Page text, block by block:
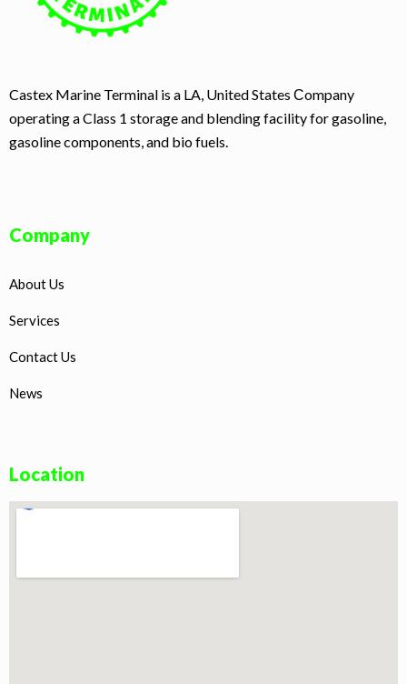
Castex Marine Terminal is a LA, United States Сompany
operating a Class 1 storage and blending facility for gasoline,
gasoline components, and bio fuels.
Company
About Us
Services
Contact Us
News
Location